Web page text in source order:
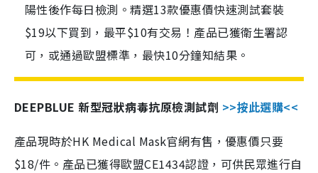
陽性後作每日檢測。精選13款優惠價快速測試套裝
$19以下買到，最平$10有交易！產品已獲衛生署認
可，或通過歐盟標準，最快10分鐘知結果。
DEEPBLUE 新型冠狀病毒抗原檢測試劑 >>按此選購<<
產品現時於HK Medical Mask官網有售，優惠價只要
$18/件。產品已獲得歐盟CE1434認證，可供民眾進行自